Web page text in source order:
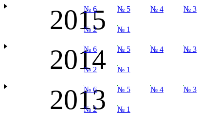
2015
№ 6 № 5 № 4 № 3
№ 2 № 1
2014
№ 6 № 5 № 4 № 3
№ 2 № 1
2013
№ 6 № 5 № 4 № 3
№ 2 № 1